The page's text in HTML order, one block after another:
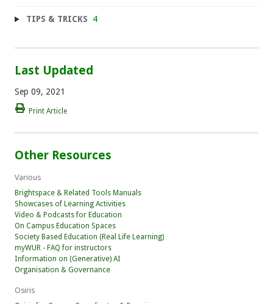
TIPS & TRICKS 4
Last Updated
Sep 09, 2021
Print Article
Other Resources
Various
Brightspace & Related Tools Manuals
Showcases of Learning Activities
Video & Podcasts for Education
On Campus Education Spaces
Society Based Education (Real Life Learning)
myWUR - FAQ for instructors
Information on (Generative) AI
Organisation & Governance
Osiris